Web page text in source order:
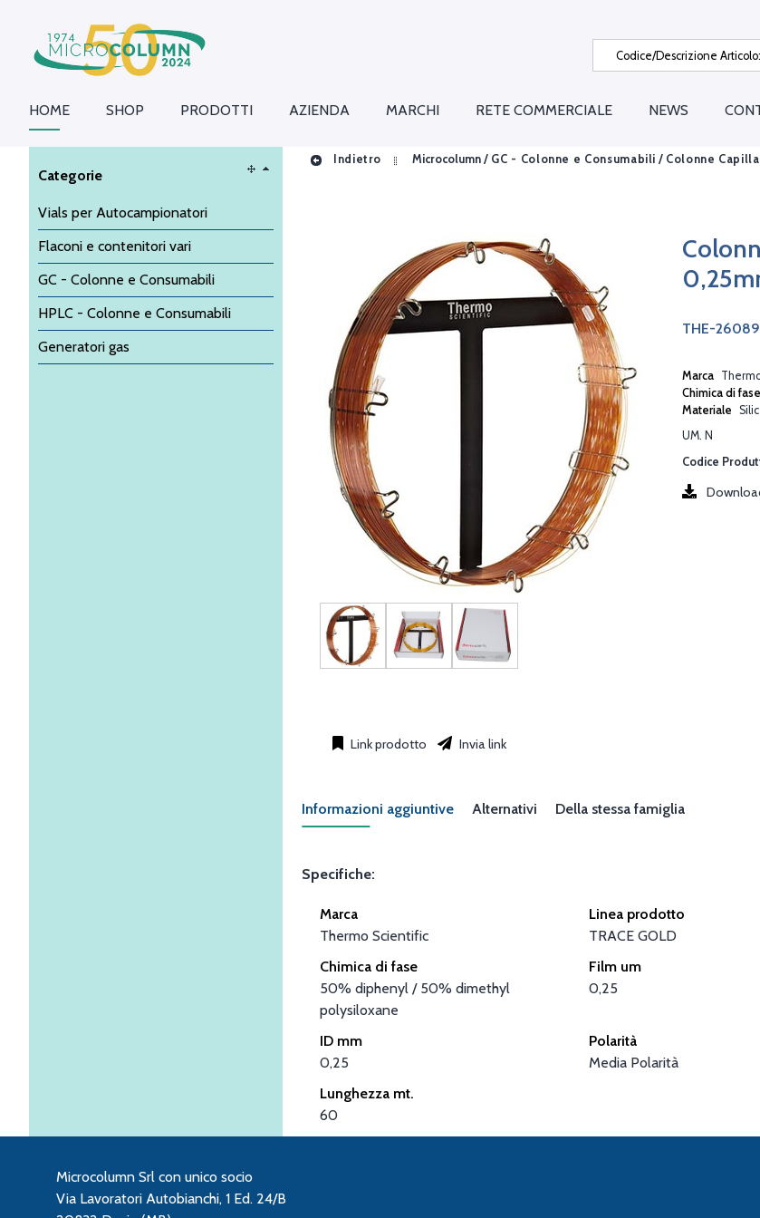
HOME SHOP PRODOTTI AZIENDA MARCHI RETE COMMERCIALE NEWS
Categorie
Vials per Autocampionatori
Flaconi e contenitori vari
GC - Colonne e Consumabili
HPLC - Colonne e Consumabili
Generatori gas
Indietro Microcolumn / GC - Colonne e Consumabili / Colonne
THE-
Marca
Chimica di fase
Materiale
UM. N
Codice
Link prodotto Invia link
Informazioni aggiuntive Alternativi Della stessa famiglia
Specifiche:
Marca
Thermo Scientific
Linea prodotto
TRACE GOLD
Chimica di fase
50% diphenyl / 50% dimethyl
polysiloxane
Film um
0,25
ID mm
0,25
Polarità
Media Polarità
Lunghezza mt.
60
Microcolumn Srl con unico socio
Via Lavoratori Autobianchi, 1 Ed. 24/B